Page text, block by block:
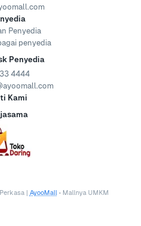
Penyedia
penyedia
Penyedia
4444
Kami
| AyooMall • Mallnya UMKM